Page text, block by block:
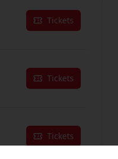
Tickets
Tickets
Tickets